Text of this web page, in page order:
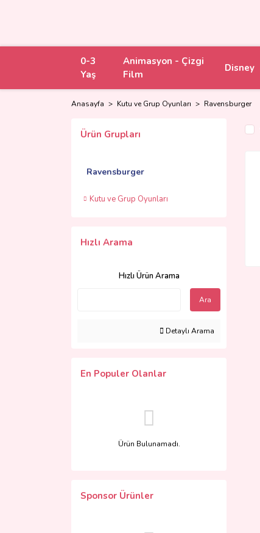
0-3
Yaş
Animasyon - Çizgi
Film
Disney
Anasayfa Kutu ve Grup Oyunları Ravensburger
Ürün Grupları
Ravensburger
Kutu ve Grup Oyunları
Hızlı Arama
Hızlı Ürün Arama
Ara
Detaylı Arama
En Populer Olanlar
Ürün Bulunamadı.
Sponsor Ürünler